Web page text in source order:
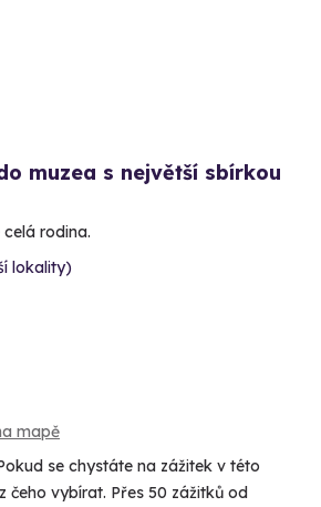
muzea s největší sbírkou
rodina.
lokality)
mapě
se chystáte na zážitek v této
čeho vybírat. Přes 50 zážitků od